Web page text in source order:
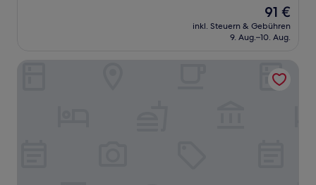
Der
Preis
beträgt
91 €
inkl. Steuern & Gebühren
9. Aug.–10. Aug.